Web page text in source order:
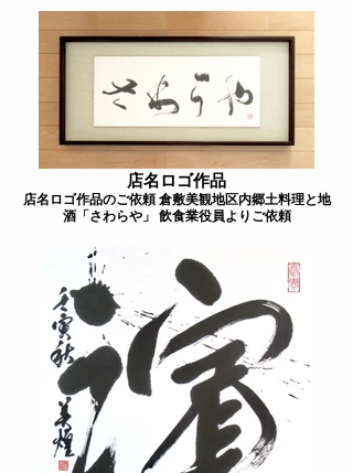
店名ロゴ作品
店名ロゴ作品のご依頼 倉敷美観地区内郷土料理と地
酒「さわらや」 飲食業役員よりご依頼